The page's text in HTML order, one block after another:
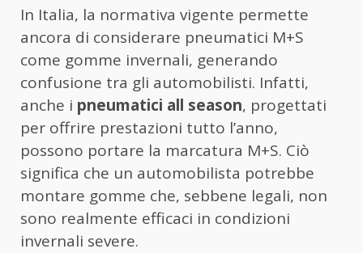
In Italia, la normativa vigente permette
ancora di considerare pneumatici M+S
come gomme invernali, generando
confusione tra gli automobilisti. Infatti,
anche i pneumatici all season, progettati
per offrire prestazioni tutto l’anno,
possono portare la marcatura M+S. Ciò
significa che un automobilista potrebbe
montare gomme che, sebbene legali, non
sono realmente efficaci in condizioni
invernali severe.